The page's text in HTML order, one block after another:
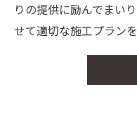
りの提供に励んでまい
せて適切な施工プラン